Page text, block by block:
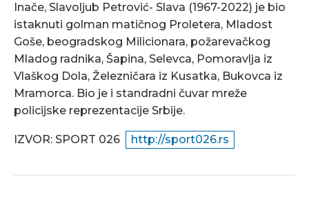
Inače, Slavoljub Petrović- Slava (1967-2022) je bio
istaknuti golman matičnog Proletera, Mladost
Goše, beogradskog Milicionara, požarevačkog
Mladog radnika, Šapina, Selevca, Pomoravlja iz
Vlaškog Dola, Železničara iz Kusatka, Bukovca iz
Mramorca. Bio je i standradni čuvar mreže
policijske reprezentacije Srbije.
IZVOR: SPORT 026 http://sport026.rs